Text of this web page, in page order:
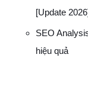
[Update
SEO
hiệu quả